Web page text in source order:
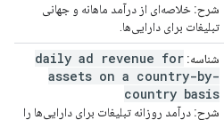
شرح: خلاصه‌ای از درآمد ماهانه و جهانی
تبلیغات برای دارایی‌ها.
شناسه: daily ad revenue for
assets on a country-by-
country basis
شرح: درآمد روزانه تبلیغات برای دارایی‌ها را